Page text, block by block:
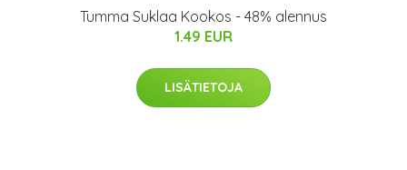
Tumma Suklaa Kookos - 48% alennus
1.49 EUR
LISÄTIETOJA